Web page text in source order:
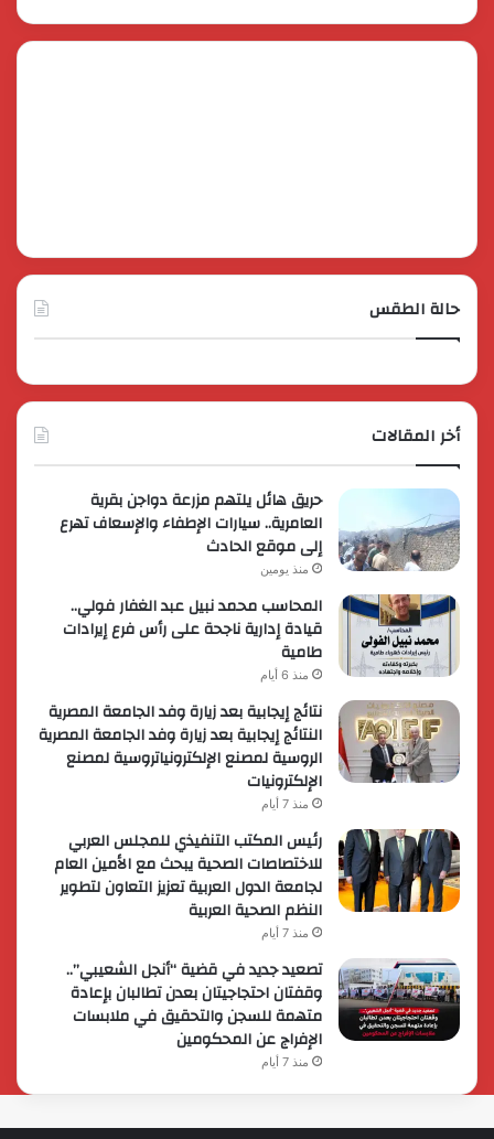
حالة الطقس
أخر المقالات
حريق هائل يلتهم مزرعة دواجن بقرية
العامرية.. سيارات الإطفاء والإسعاف تهرع
إلى موقع الحادث
منذ يومين
المحاسب محمد نبيل عبد الغفار فولي..
قيادة إدارية ناجحة على رأس فرع إيرادات
طامية
منذ 6 أيام
نتائج إيجابية بعد زيارة وفد الجامعة المصرية
النتائج إيجابية بعد زيارة وفد الجامعة المصرية
الروسية لمصنع الإلكترونياتروسية لمصنع
الإلكترونيات
منذ 7 أيام
رئيس المكتب التنفيذي للمجلس العربي
للاختصاصات الصحية يبحث مع الأمين العام
لجامعة الدول العربية تعزيز التعاون لتطوير
النظم الصحية العربية
منذ 7 أيام
تصعيد جديد في قضية “أنجل الشعيبي”..
وقفتان احتجاجيتان بعدن تطالبان بإعادة
متهمة للسجن والتحقيق في ملابسات
الإفراج عن المحكومين
منذ 7 أيام